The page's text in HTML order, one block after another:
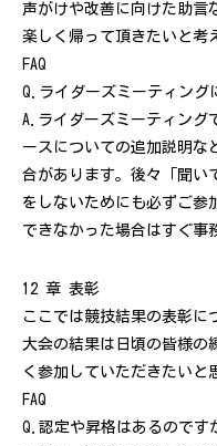
声がけや改善に向けた助言
楽しく帰って頂きたいと考
FAQ
Q.ライダーズミーティング
A.ライダーズミーティング
ースについての追加説明な
合があります。後々「聞い
をしないためにも必ずご参
できなかった場合はすぐ事
12 章 表彰
ここでは競技結果の表彰に
大会の結果は日頃の皆様の
く参加していただきたいと
FAQ
Q.認定や昇格はあるのです